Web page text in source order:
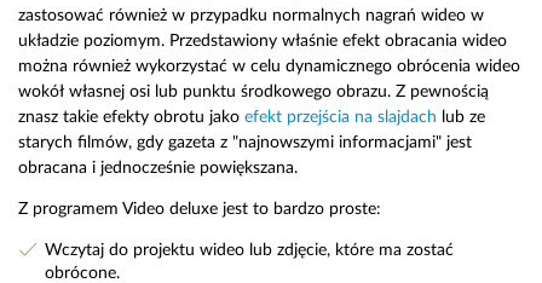
zastosować również w przypadku normalnych nagrań wideo w
układzie poziomym. Przedstawiony właśnie efekt obracania wideo
można również wykorzystać w celu dynamicznego obrócenia wideo
wokół własnej osi lub punktu środkowego obrazu. Z pewnością
znasz takie efekty obrotu jako efekt przejścia na slajdach lub ze
starych filmów, gdy gazeta z "najnowszymi informacjami" jest
obracana i jednocześnie powiększana.
Z programem Video deluxe jest to bardzo proste:
Wczytaj do projektu wideo lub zdjęcie, które ma zostać
obrócone.